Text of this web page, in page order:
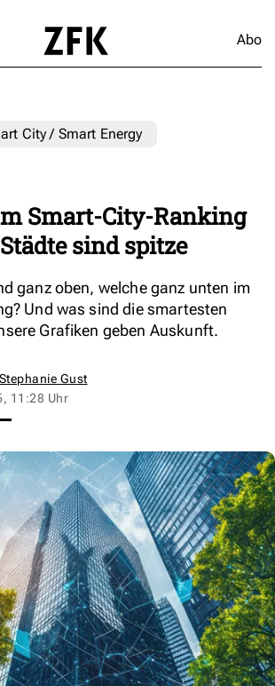
Abo
City / Smart Energy
Smart-City-Ranking
sind spitze
ganz oben, welche ganz unten im
Und was sind die smartesten
Grafiken geben Auskunft.
Stephanie Gust
11:28 Uhr